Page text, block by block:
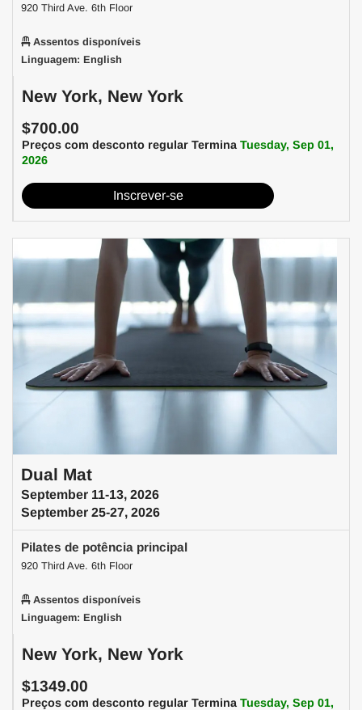
920 Third Ave. 6th Floor
Assentos disponíveis
Linguagem: English
New York, New York
$700.00
Preços com desconto regular Termina Tuesday, Sep 01,
2026
Inscrever-se
Dual Mat
September 11-13, 2026
September 25-27, 2026
Pilates de potência principal
920 Third Ave. 6th Floor
Assentos disponíveis
Linguagem: English
New York, New York
$1349.00
Preços com desconto regular Termina Tuesday, Sep 01,